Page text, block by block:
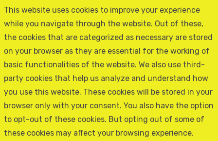
This website uses cookies to improve your experience
while you navigate through the website. Out of these,
the cookies that are categorized as necessary are stored
on your browser as they are essential for the working of
basic functionalities of the website. We also use third-
party cookies that help us analyze and understand how
you use this website. These cookies will be stored in your
browser only with your consent. You also have the option
to opt-out of these cookies. But opting out of some of
these cookies may affect your browsing experience.